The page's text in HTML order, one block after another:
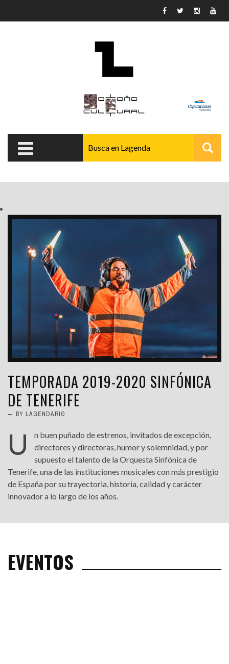
TEMPORADA 2019-2020 SINFÓNICA
DE TENERIFE
BY LAGENDARIO
U
n buen puñado de estrenos, invitados de excepción,
directores y directoras, humor y solemnidad, y por
supuesto el talento de la Orquesta Sinfónica de
Tenerife, una de las instituciones musicales con más prestigio
de España por su trayectoria, historia, calidad y carácter
innovador a lo largo de los años.
EVENTOS